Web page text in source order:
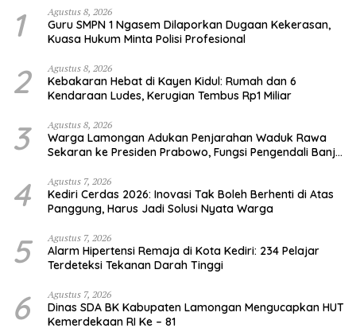
1 Agustus 8, 2026
Guru SMPN 1 Ngasem Dilaporkan Dugaan Kekerasan,
Kuasa Hukum Minta Polisi Profesional
2 Agustus 8, 2026
Kebakaran Hebat di Kayen Kidul: Rumah dan 6
Kendaraan Ludes, Kerugian Tembus Rp1 Miliar
3 Agustus 8, 2026
Warga Lamongan Adukan Penjarahan Waduk Rawa
Sekaran ke Presiden Prabowo, Fungsi Pengendali Banjir
4 Agustus 7, 2026
Kediri Cerdas 2026: Inovasi Tak Boleh Berhenti di Atas
Panggung, Harus Jadi Solusi Nyata Warga
5 Agustus 7, 2026
Alarm Hipertensi Remaja di Kota Kediri: 234 Pelajar
Terdeteksi Tekanan Darah Tinggi
6 Agustus 7, 2026
Dinas SDA BK Kabupaten Lamongan Mengucapkan HUT
Kemerdekaan RI Ke – 81